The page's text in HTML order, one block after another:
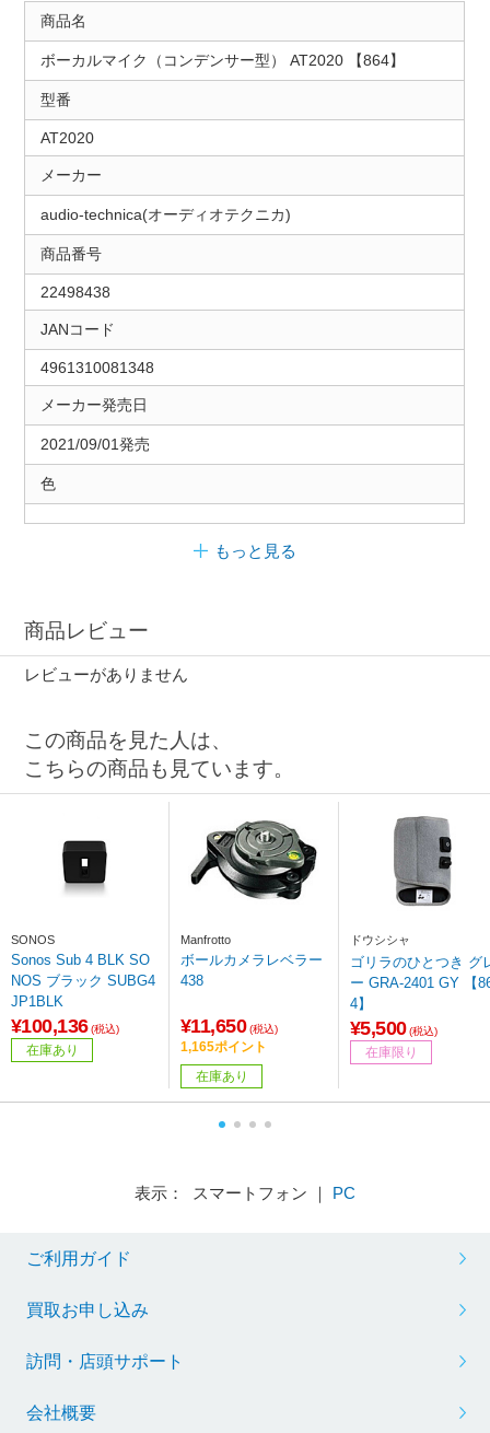
商品名
ボーカルマイク（コンデンサー型） AT2020 【864】
型番
AT2020
メーカー
audio-technica(オーディオテクニカ)
商品番号
22498438
JANコード
4961310081348
メーカー発売日
2021/09/01発売
色
もっと見る
商品レビュー
レビューがありません
この商品を見た人は、
こちらの商品も見ています。
SONOS
Sonos Sub 4 BLK SO
NOS ブラック SUBG4
JP1BLK
¥100,136 (税込)
在庫あり
Manfrotto
ボールカメラレベラー
438
¥11,650 (税込)
1,165ポイント
在庫あり
ドウシシャ
ゴリラのひとつき グレ
ー GRA-2401 GY 【
4】
¥5,500 (税込)
在庫限り
表示： スマートフォン ｜ PC
ご利用ガイド
買取お申し込み
訪問・店頭サポート
会社概要